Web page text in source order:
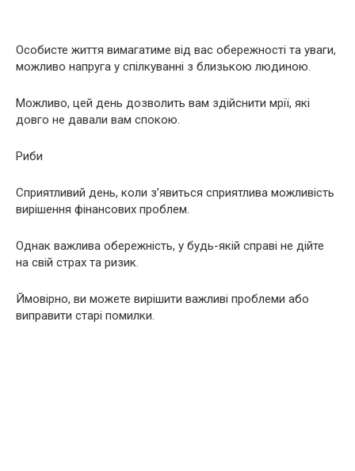
Особисте життя вимагатиме від вас обережності та уваги,
можливо напруга у спілкуванні з близькою людиною.
Можливо, цей день дозволить вам здійснити мрії, які
довго не давали вам спокою.
Риби
Сприятливий день, коли з’явиться сприятлива можливість
вирішення фінансових проблем.
Однак важлива обережність, у будь-якій справі не дійте
на свій страх та ризик.
Ймовірно, ви можете вирішити важливі проблеми або
виправити старі помилки.